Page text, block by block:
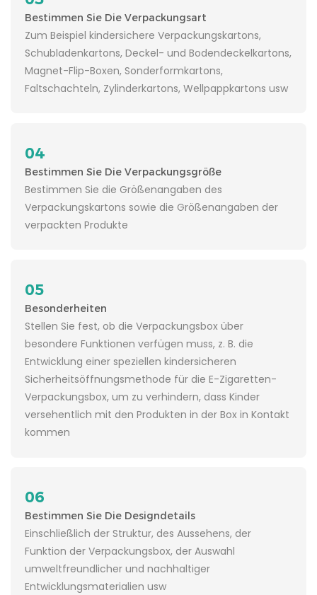
Bestimmen Sie Die Verpackungsart
Zum Beispiel kindersichere Verpackungskartons,
Schubladenkartons, Deckel- und Bodendeckelkartons,
Magnet-Flip-Boxen, Sonderformkartons,
Faltschachteln, Zylinderkartons, Wellpappkartons usw
04
Bestimmen Sie Die Verpackungsgröße
Bestimmen Sie die Größenangaben des
Verpackungskartons sowie die Größenangaben der
verpackten Produkte
05
Besonderheiten
Stellen Sie fest, ob die Verpackungsbox über
besondere Funktionen verfügen muss, z. B. die
Entwicklung einer speziellen kindersicheren
Sicherheitsöffnungsmethode für die E-Zigaretten-
Verpackungsbox, um zu verhindern, dass Kinder
versehentlich mit den Produkten in der Box in Kontakt
kommen
06
Bestimmen Sie Die Designdetails
Einschließlich der Struktur, des Aussehens, der
Funktion der Verpackungsbox, der Auswahl
umweltfreundlicher und nachhaltiger
Entwicklungsmaterialien usw